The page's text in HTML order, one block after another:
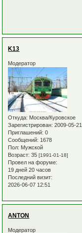
K13
Модератор
Откуда: Москва/Куровское
Зарегистрирован: 2009-05-21
Приглашений: 0
Сообщений: 1678
Пол: Мужской
Возраст: 35[1991-01-18]
Провел на форуме:
19 дней 20 часов
Последний визит:
2026-06-07 12:51
ANTON
Модератор